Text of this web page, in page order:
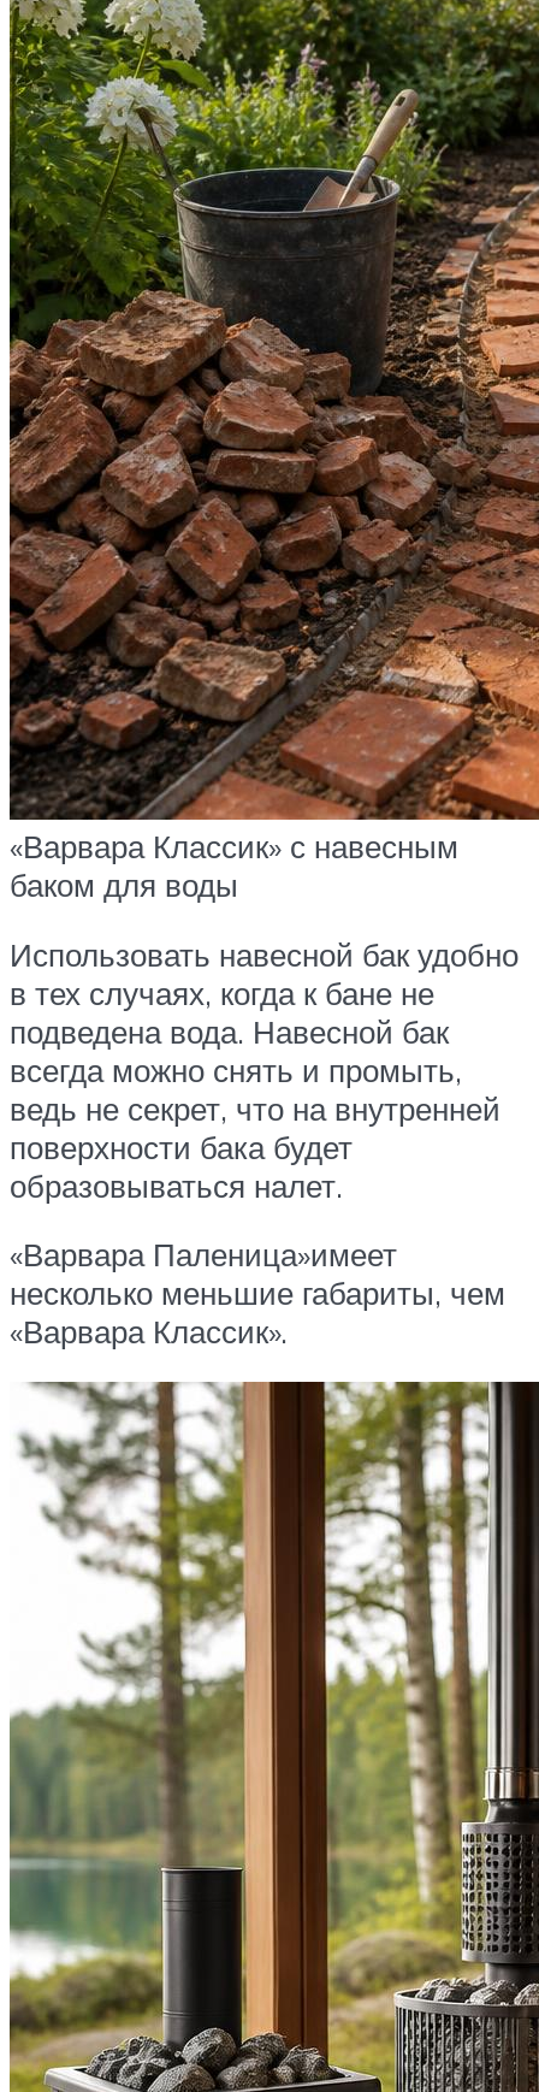
«Варвара Классик» с навесным
баком для воды
Использовать навесной бак удобно
в тех случаях, когда к бане не
подведена вода. Навесной бак
всегда можно снять и промыть,
ведь не секрет, что на внутренней
поверхности бака будет
образовываться налет.
«Варвара Паленица»имеет
несколько меньшие габариты, чем
«Варвара Классик».